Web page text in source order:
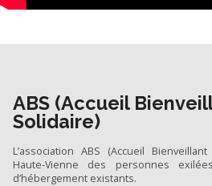
ABS (Accueil
Solidaire)
L’association ABS (Accueil
Haute-Vienne des personnes
d’hébergement existants.